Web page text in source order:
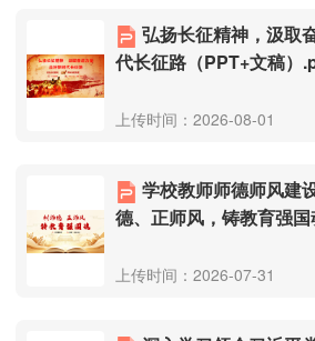
代长征路（PPT+文稿）
上传时间：2026-08-01
德、正师风，铸教育强
上传时间：2026-07-31